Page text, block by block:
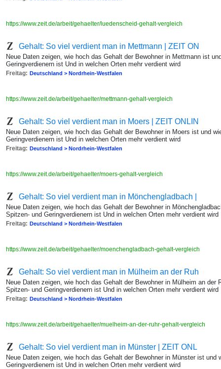
https://www.zeit.de/arbeit/gehaelter/luedenscheid-gehalt-vergleich
Gehalt: So viel verdient man in Mettmann | ZEIT ON
Neue Daten zeigen, wie hoch das Gehalt der Bewohner in Mettmann ist
Geringverdienern ist Und in welchen Orten mehr verdient wird
Freitag: Deutschland > Nordrhein-Westfalen
https://www.zeit.de/arbeit/gehaelter/mettmann-gehalt-vergleich
Gehalt: So viel verdient man in Moers | ZEIT ONLIN
Neue Daten zeigen, wie hoch das Gehalt der Bewohner in Moers ist und
Geringverdienern ist Und in welchen Orten mehr verdient wird
Freitag: Deutschland > Nordrhein-Westfalen
https://www.zeit.de/arbeit/gehaelter/moers-gehalt-vergleich
Gehalt: So viel verdient man in Mönchengladbach |
Neue Daten zeigen, wie hoch das Gehalt der Bewohner in
Spitzen- und Geringverdienern ist Und in welchen Orten mehr verdient wird
Freitag: Deutschland > Nordrhein-Westfalen
https://www.zeit.de/arbeit/gehaelter/moenchengladbach-gehalt-vergleich
Gehalt: So viel verdient man in Mülheim an der Ruh
Neue Daten zeigen, wie hoch das Gehalt der Bewohner in Mülheim an der
Spitzen- und Geringverdienern ist Und in welchen Orten mehr verdient wird
Freitag: Deutschland > Nordrhein-Westfalen
https://www.zeit.de/arbeit/gehaelter/muelheim-an-der-ruhr-gehalt-vergleich
Gehalt: So viel verdient man in Münster | ZEIT ONL
Neue Daten zeigen, wie hoch das Gehalt der Bewohner in Münster ist und
Geringverdienern ist Und in welchen Orten mehr verdient wird